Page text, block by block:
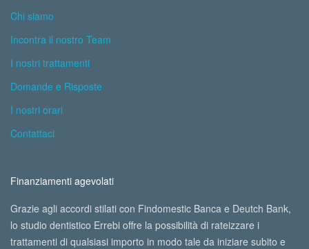
Chi siamo
Incontra il nostro Team
I nostri trattamenti
Domande e Risposte
I nostri orari
Contattaci
Finanziamenti agevolati
Grazie agli accordi stilati con Findomestic Banca e Deutch Bank,
lo studio dentistico Errebi offre la possibilità di rateizzare i
trattamenti di qualsiasi importo in modo tale da iniziare subito e